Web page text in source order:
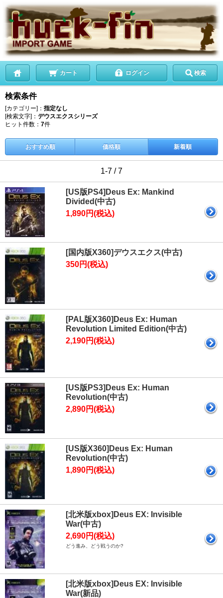
カート ログイン 検索
検索条件
[カテゴリー]： 指定なし
[検索文字]： デウスエクスシリーズ
ヒット件数： 7件
おすすめ順 価格順 新着順
1-7 / 7
[US版PS4]Deus Ex: Mankind
Divided(中古)
1,890円(税込)
[国内版X360]デウスエクス(中古)
350円(税込)
[PAL版X360]Deus Ex: Human
Revolution Limited Edition(中古)
2,190円(税込)
[US版PS3]Deus Ex: Human
Revolution(中古)
2,890円(税込)
[US版X360]Deus Ex: Human
Revolution(中古)
1,890円(税込)
[北米版xbox]Deus EX: Invisible
War(中古)
2,690円(税込)
どう進み、どう戦うのか?
[北米版xbox]Deus EX: Invisible
War(新品)